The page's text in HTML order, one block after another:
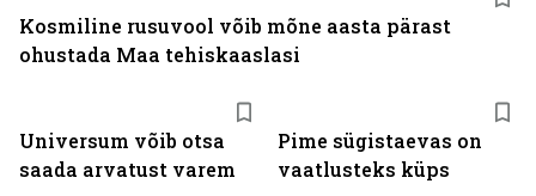
Universum võib otsa
saada arvatust varem
Pime sügistaevas on
vaatlusteks küps
Kosmiline rusuvool võib mõne aasta pärast
ohustada Maa tehiskaaslasi